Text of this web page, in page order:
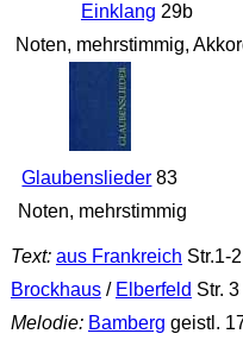
Einklang 29b
Noten, mehrstimmig,
Glaubenslieder 83
Noten, mehrstimmig
Text: aus Frankreich Str.1-
Brockhaus/ Elberfeld Str.
Melodie: Bamberg geistl.